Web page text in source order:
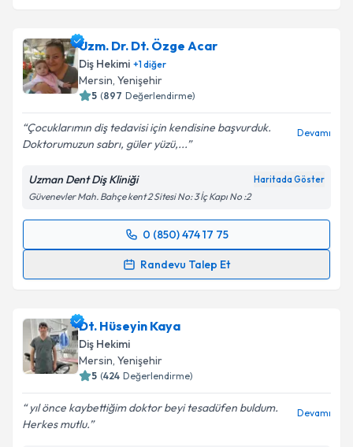
Uzm. Dr. Dt. Özge Acar
Diş Hekimi +1diğer
Mersin, Yenişehir
5 (897 Değerlendirme)
Çocuklarımın diş tedavisi için kendisine başvurduk.
Doktorumuzun sabrı, güler yüzü,...
Devamı
Uzman Dent Diş Kliniği Haritada Göster
Güvenevler Mah. Bahçe kent 2 Sitesi No: 3 İç Kapı No :2
0 (850) 474 17 75
Randevu Talep Et
Randevu Takvimi Talebi
takvim hazırlandığında e-posta ile bilgilendireceğiz.
E-posta Adresiniz
Dt. Hüseyin Kaya
Diş Hekimi
Mersin, Yenişehir
5 (424 Değerlendirme)
yıl önce kaybettiğim doktor beyi tesadüfen buldum.
Herkes mutlu.
Devamı